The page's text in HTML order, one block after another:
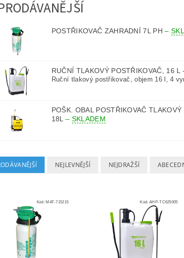
POSTŘIKOVAČ ZAHRADNÍ 7L PH–
RUČNÍ TLAKOVÝ POSTŘIKOVAČ, 16
Ruční tlakový postřikovač, objem 16 l, 4
POŠK. OBAL POSTŘIKOVAČ
18L – SKLADEM
NEJLEVNĚJŠÍ NEJDRAŽŠÍ
Kód:MAT-715215 Kód: AHP-TC625005